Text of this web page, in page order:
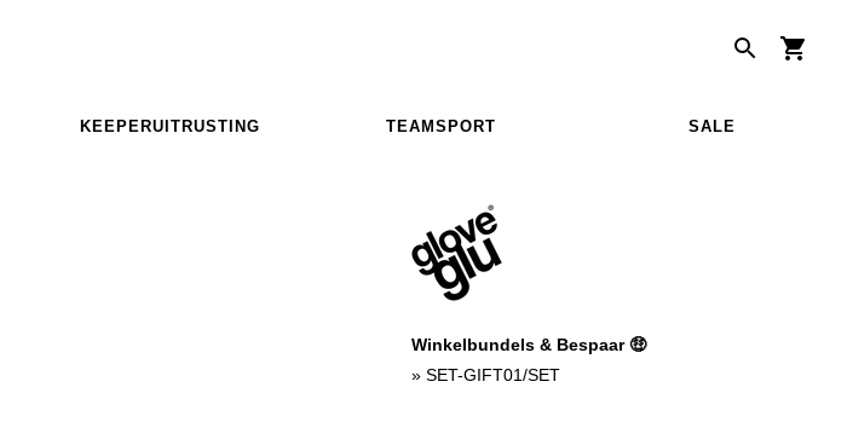
KEEPERUITRUSTING TEAMSPORT SALE
Winkelbundels & Bespaar 🤑
» SET-GIFT01/SET